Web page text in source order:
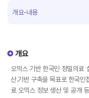
개요-내용
개요
오믹스 기반 한국인 정밀의료
산․기반 구축을 목표로 한국
료 오믹스 정보 생산 및 공개